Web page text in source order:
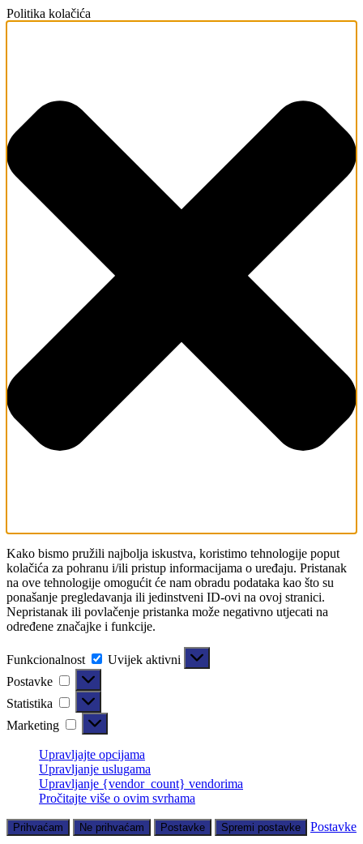
Politika kolačića
Kako bismo pružili najbolja iskustva, koristimo tehnologije poput
kolačića za pohranu i/ili pristup informacijama o uređaju. Pristanak
na ove tehnologije omogućit će nam obradu podataka kao što su
ponašanje pregledavanja ili jedinstveni ID-ovi na ovoj stranici.
Nepristanak ili povlačenje pristanka može negativno utjecati na
određene značajke i funkcije.
Funkcionalnost
Uvijek aktivni
Postavke
Statistika
Marketing
Upravljajte opcijama
Upravljanje uslugama
Upravljanje {vendor_count} vendorima
Pročitajte više o ovim svrhama
Prihvaćam Ne prihvaćam Postavke Spremi postavke Postavke